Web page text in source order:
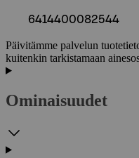
6414400082544
Päivitämme palvelun
kuitenkin tarkistamaan
Ominaisuudet